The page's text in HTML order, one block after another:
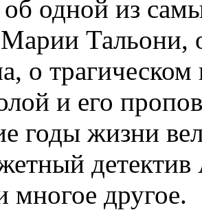
об одной из
Марии
о трагическом
и его
годы жизни
детектив
многое другое.